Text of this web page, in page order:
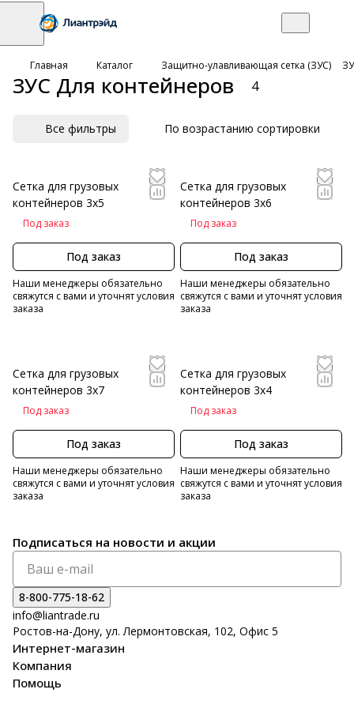
Главная Каталог Защитно-улавливающая сетка (ЗУС)
ЗУС Для контейнеров 4
Все фильтры По возрастанию сортировки
Сетка для грузовых
контейнеров 3х5
Под заказ
Под заказ
Наши менеджеры обязательно
свяжутся с вами и уточнят условия
заказа
Сетка для грузовых
контейнеров 3х6
Под заказ
Под заказ
Наши менеджеры обязательно
свяжутся с вами и уточнят условия
заказа
Сетка для грузовых
контейнеров 3х7
Под заказ
Под заказ
Наши менеджеры обязательно
свяжутся с вами и уточнят условия
заказа
Сетка для грузовых
контейнеров 3х4
Под заказ
Под заказ
Наши менеджеры обязательно
свяжутся с вами и уточнят условия
заказа
Подписаться на новости и акции
8-800-775-18-62
info@liantrade.ru
Ростов-на-Дону, ул. Лермонтовская, 102, Офис 5
Интернет-магазин
Компания
Помощь